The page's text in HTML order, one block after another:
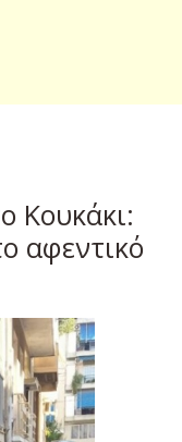
Κουκάκι:
αφεντικό